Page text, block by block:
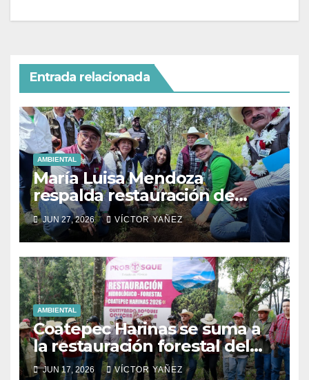
Entrada relacionada
AMBIENTAL
María Luisa Mendoza
respalda restauración de
áreas naturales en Villa del
Carbón
JUN 27, 2026 VÍCTOR YAÑEZ
AMBIENTAL
Coatepec Harinas se suma a
la restauración forestal del
Estado de México.
JUN 17, 2026 VÍCTOR YAÑEZ